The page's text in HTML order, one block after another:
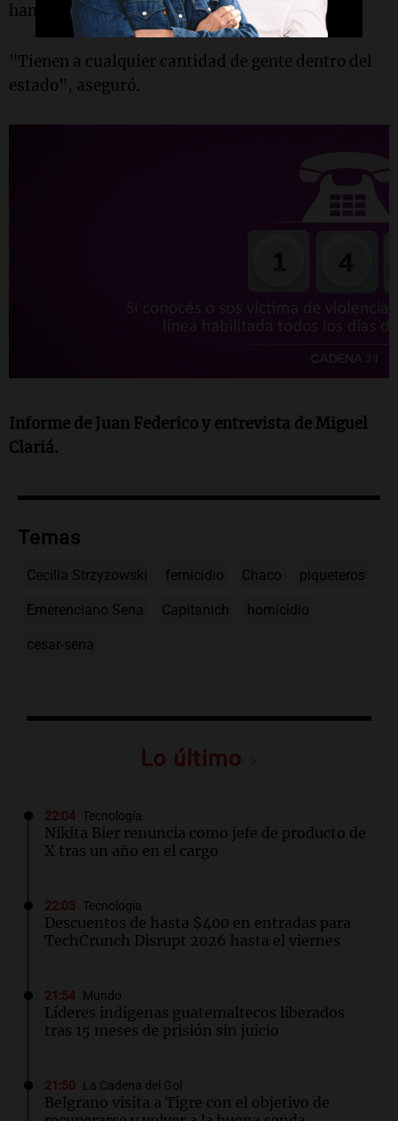
hambre a dirigirnos".
"Tienen a cualquier cantidad de gente dentro del
estado", aseguró.
Informe de Juan Federico y entrevista de Miguel
Clariá.
Temas
Cecilia Strzyzowski femicidio Chaco piqueteros
Emerenciano Sena Capitanich homicidio
cesar-sena
Lo último
22:04 Tecnología
Nikita Bier renuncia como jefe de producto de
X tras un año en el cargo
22:03 Tecnología
Descuentos de hasta $400 en entradas para
TechCrunch Disrupt 2026 hasta el viernes
21:54 Mundo
Líderes indígenas guatemaltecos liberados
tras 15 meses de prisión sin juicio
21:50 La Cadena del Gol
Belgrano visita a Tigre con el objetivo de